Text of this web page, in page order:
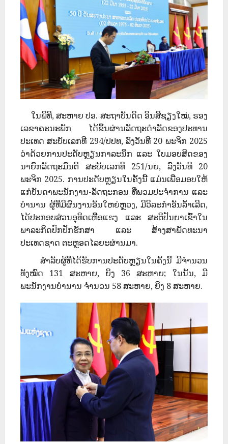
ໃນພິທີ, ສະຫາຍ ປອ. ສະຖາບັນດິດ ອິນສີຊຽງໃໝ່, ຮອງ
ເລຂາຄະນະພັກ ໄດ້ຂຶ້ນຜ່ານລັດຖະດຳລັດຂອງປະທານ
ປະເທດ ສະບັບເລກທີ 294/ປປທ, ລົງວັນທີ 20 ພະຈິກ 2025
ວ່າດ້ວຍການປະດັບຫຼຽນກາລະນຶກ ແລະ ໃບມອບສິດຂອງ
ນາຍົກລັດຖະມົນຕີ ສະບັບເລກທີ 251/ນຍ, ລົງວັນທີ 20
ພະຈິກ 2025. ການປະດັບຫຼຽນໃນຄັ້ງນີ້ ແມ່ນເພື່ອມອບໃຫ້
ແກ່ບັນດາພະນັກງານ-ລັດຖະກອນ ທີ່ພວມປະຈຳການ ແລະ
ບຳນານ ຜູ້ທີ່ມີຜົນງານອັນໃຫຍ່ຫຼວງ, ມີວິລະກໍາອັນລໍໍ້າເລີດ,
ໄດ້ປະກອບສ່ວນອຸທິດເຫືີ່ອແຮງ ແລະ ສະຕິປັນຍາເຂົ້າໃນ
ພາລະກິດປົກປັກຮັກສາ ແລະ ສ້າງສາພັດທະນາ
ປະເທດຊາດ ຕະຫຼອດໄລຍະຜ່ານມາ.
ສຳລັບຜູ້ທີ່ໄດ້ຮັບການປະດັບຫຼຽນໃນຄັ້ງນີ້ ມີຈຳນວນ
ທັງໝົດ 131 ສະຫາຍ, ຍິງ 36 ສະຫາຍ; ໃນນັ້ນ, ມີ
ພະນັກງານບຳນານ ຈຳນວນ 58 ສະຫາຍ, ຍິງ 8 ສະຫາຍ.